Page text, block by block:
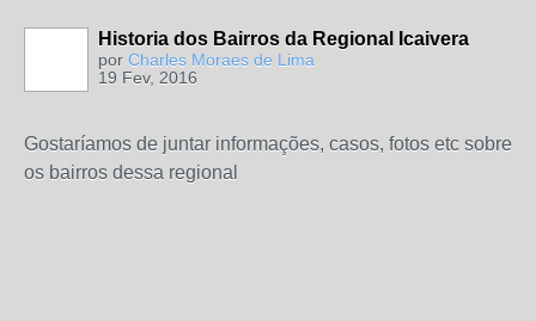
Historia dos Bairros da Regional Icaivera
por Charles Moraes de Lima
19 Fev, 2016
Gostaríamos de juntar informações, casos, fotos etc sobre
os bairros dessa regional